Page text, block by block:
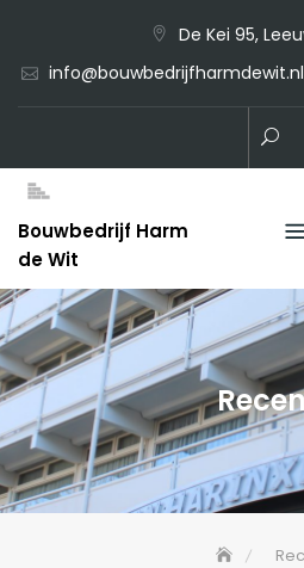
content
De Kei 95,
info@bouwbedrijfharmdewit.nl
Bouwbedrijf Harm
de Wit